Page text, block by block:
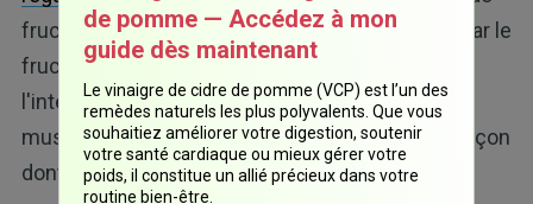
fructose peut en fait être tout à fait bénéfique, car le
fructose accélère l'absorption du glucose dans
l'intestin et améliore les performances
musculaires. Mais cela dépend vraiment de la façon
dont votre corps métabolise le fructose.
de pomme — Accédez à mon
guide dès maintenant
Le vinaigre de cidre de pomme (VCP) est l’un des
remèdes naturels les plus polyvalents. Que vous
souhaitiez améliorer votre digestion, soutenir
votre santé cardiaque ou mieux gérer votre
poids, il constitue un allié précieux dans votre
routine bien-être.